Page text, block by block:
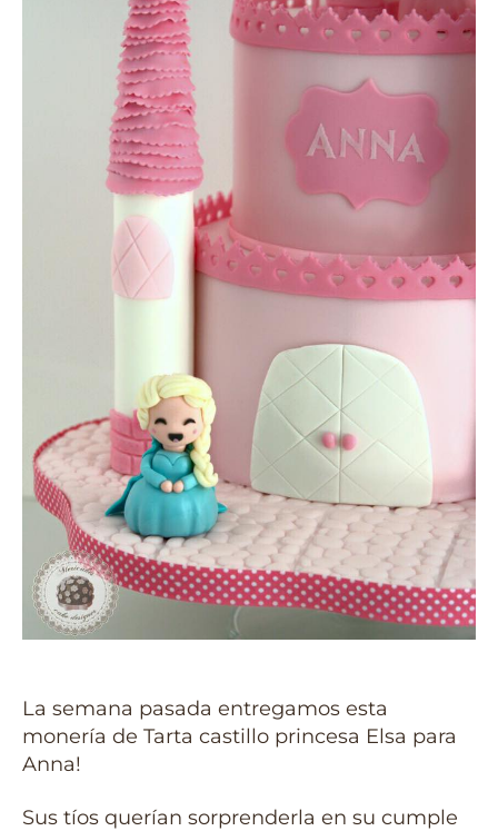
La semana pasada entregamos esta
monería de Tarta castillo princesa Elsa para
Anna!
Sus tíos querían sorprenderla en su cumple